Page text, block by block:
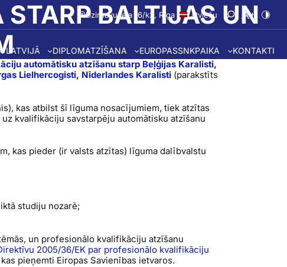
Dzirnavu iela 16/k2, Rīga Latviešu Atvērt
LATVIJĀ DIPLOMATZĪŠANA EUROPASSNKPAIKA KONTAKTI
BALTIJAS UN
automātisku atzīšanu starp Beļģijas Karalisti,
Lielhercogisti, Nīderlandes Karalisti(parakstīts
kas atbilst šī līguma nosacījumiem, tiek atzītas
kvalifikāciju savstarpēju automātisku atzīšanu
kas pieder (ir valsts atzītas) līguma dalībvalstu
studiju nozarē;
un profesionālo kvalifikāciju atzīšanu
2005/36/EK par profesionālo kvalifikāciju
pieņemti Eiropas Savienības ietvaros.